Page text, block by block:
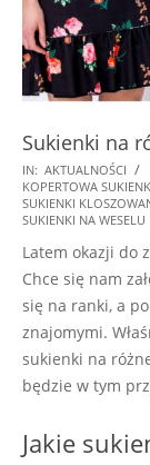
Sukienki na
2024-
10-
15
IN: AKTUALNOŚCI
KOPERTOWA
SUKIENKI
SUKIENKI NA WESELU
Latem okazji do
Chce się nam
się na ranki, a
znajomymi.
sukienki na
będzie w tym
Jakie